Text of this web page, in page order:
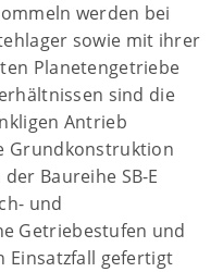
werden bei
sowie mit ihrer
Planetengetriebe
sind die
Antrieb
Grundkonstruktion
Baureihe SB-E
und
Getriebestufen und
Einsatzfall gefertigt